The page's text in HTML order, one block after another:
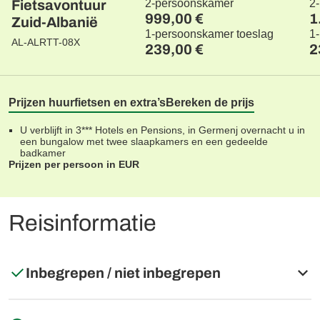
Fietsavontuur
Zuid-Albanië
AL-ALRTT-08X
2-persoonskamer
999,00 €
1-persoonskamer toeslag
239,00 €
Prijzen huurfietsen en extra’sBereken de prijs
U verblijft in 3*** Hotels en Pensions, in Germenj overnacht u in
een bungalow met twee slaapkamers en een gedeelde
badkamer
Prijzen per persoon in EUR
Reisinformatie
Inbegrepen / niet inbegrepen